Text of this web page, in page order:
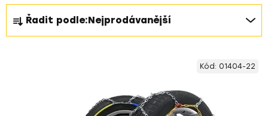
Ř
a
z
Řadit podle:Nejprodávanější
Kód: 01404-22